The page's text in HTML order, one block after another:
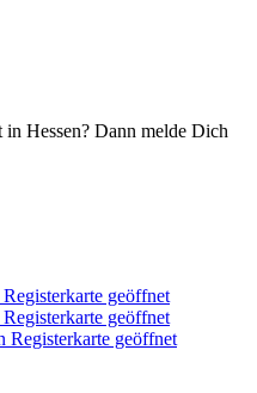
in Hessen? Dann melde Dich
geöffnet
geöffnet
Registerkarte geöffnet